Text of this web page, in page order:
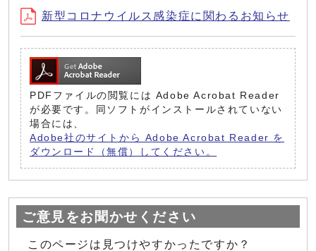
新型コロナウイルス感染症に関わるお知らせ
PDFファイルの閲覧には Adobe Acrobat Reader
が必要です。同ソフトがインストールされていない
場合には、
Adobe社のサイトから Adobe Acrobat Reader を
ダウンロード（無償）してください。
ご意見をお聞かせください
このページは見つけやすかったですか？